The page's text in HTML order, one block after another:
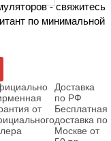
- свяжитесь
по минимальной
от
Доставка
по РФ
Бесплатная
доставка по
Москве от